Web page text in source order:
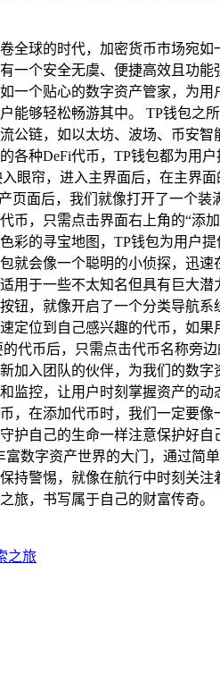
全球的时代，加密货币市场宛
一个安全无虞、便捷高效且功能
一个贴心的数字资产管家，为
能够轻松畅游其中。 TP钱包
公链，如以太坊、波场、币安
各种DeFi代币，TP钱包都为用
眼帘，进入主界面后，在主界
页面后，我们就像打开了一个
币，只需点击界面右上角的“添
彩的寻宝地图，TP钱包为用户
就会像一个聪明的小侦探，迅
用于一些不太知名但具有巨大
钮，就像开启了一个分类导航
定位到自己感兴趣的代币，如
代币后，只需点击代币名称旁
加入团队的伙伴，为我们的数
监控，让用户时刻掌握资产的
，在添加代币时，我们一定要
护自己的生命一样注意保护好
数字资产世界的大门，通过
持警惕，就像在航行中时刻关
旅，书写属于自己的财富传奇。
之旅